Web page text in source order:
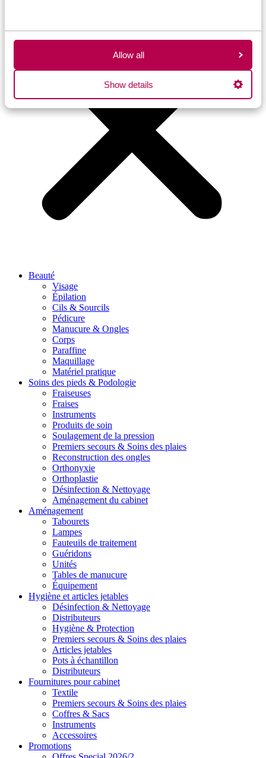
Allow all
Show details
Beauté
Visage
Épilation
Cils & Sourcils
Pédicure
Manucure & Ongles
Corps
Paraffine
Maquillage
Matériel pratique
Soins des pieds & Podologie
Fraiseuses
Fraises
Instruments
Produits de soin
Soulagement de la pression
Premiers secours & Soins des plaies
Reconstruction des ongles
Orthonyxie
Orthoplastie
Désinfection & Nettoyage
Aménagement du cabinet
Aménagement
Tabourets
Lampes
Fauteuils de traitement
Guéridons
Unités
Tables de manucure
Équipement
Hygiène et articles jetables
Désinfection & Nettoyage
Distributeurs
Hygiène & Protection
Premiers secours & Soins des plaies
Articles jetables
Pots à échantillon
Distributeurs
Fournitures pour cabinet
Textile
Premiers secours & Soins des plaies
Coffres & Sacs
Instruments
Accessoires
Promotions